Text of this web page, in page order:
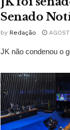
Senado
by Redação
JK não condenou o